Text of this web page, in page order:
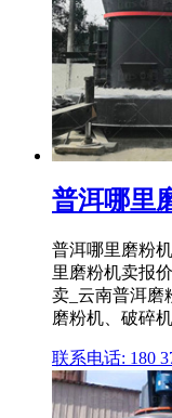
普洱哪里
普洱哪里磨粉
里磨粉机卖报
卖_云南普洱磨
磨粉机、破碎
联系电话: 180